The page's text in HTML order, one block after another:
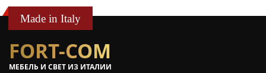
Made in Italy
FORT-COM
МЕБЕЛЬ И СВЕТ ИЗ ИТАЛИИ